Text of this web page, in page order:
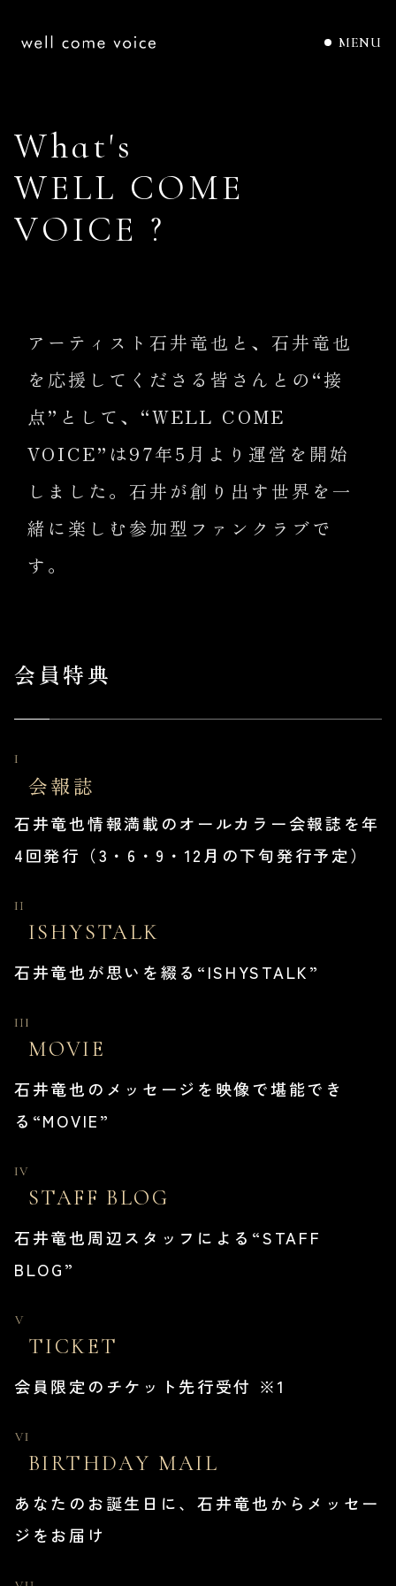
MENU
What's
WELL COME
VOICE ?
アーティスト石井竜也と、石井竜也
を応援してくださる皆さんとの“接
点”として、“WELL COME
VOICE”は97年5月より運営を開始
しました。石井が創り出す世界を一
緒に楽しむ参加型ファンクラブで
す。
会員特典
会報誌
石井竜也情報満載のオールカラー会報誌を年
4回発行（3・6・9・12月の下旬発行予定）
ISHYSTALK
石井竜也が思いを綴る“ISHYSTALK”
MOVIE
石井竜也のメッセージを映像で堪能でき
る“MOVIE”
STAFF BLOG
石井竜也周辺スタッフによる“STAFF
BLOG”
TICKET
会員限定のチケット先行受付 ※1
BIRTHDAY MAIL
あなたのお誕生日に、石井竜也からメッセー
ジをお届け